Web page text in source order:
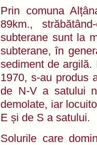
Prin comuna
89km.,
subterane sunt la
subterane, în
sediment de argilă.
1970, s-au produs
de N-V a satului
demolate, iar
E și de S a satului.
Solurile care